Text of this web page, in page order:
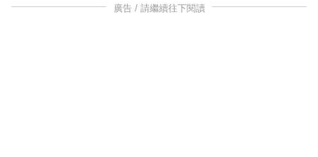
廣告 / 請繼續往下閱讀